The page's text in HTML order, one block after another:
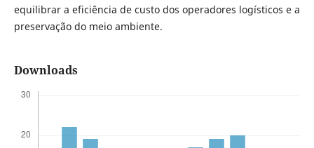
equilibrar a eficiência de custo dos operadores logísticos e a
preservação do meio ambiente.
Downloads